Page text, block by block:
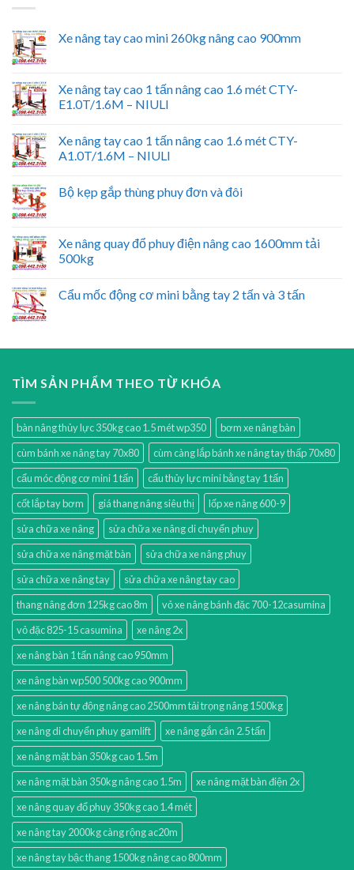
Xe nâng tay cao mini 260kg nâng cao 900mm
Xe nâng tay cao 1 tấn nâng cao 1.6 mét CTY-
E1.0T/1.6M – NIULI
Xe nâng tay cao 1 tấn nâng cao 1.6 mét CTY-
A1.0T/1.6M – NIULI
Bộ kẹp gắp thùng phuy đơn và đôi
Xe nâng quay đổ phuy điện nâng cao 1600mm tải
500kg
Cẩu mốc động cơ mini bằng tay 2 tấn và 3 tấn
TÌM SẢN PHẨM THEO TỪ KHÓA
bàn nâng thủy lực 350kg cao 1.5 mét wp350
bơm xe nâng bàn
cùm bánh xe nâng tay 70x80
cùm càng lắp bánh xe nâng tay thấp 70x80
cẩu móc động cơ mini 1 tấn
cẩu thủy lực mini bằng tay 1 tấn
cốt lắp tay bơm
giá thang nâng siêu thị
lốp xe nâng 600-9
sửa chữa xe nâng
sửa chữa xe nâng di chuyển phuy
sửa chữa xe nâng mặt bàn
sửa chữa xe nâng phuy
sửa chữa xe nâng tay
sửa chữa xe nâng tay cao
thang nâng đơn 125kg cao 8m
vỏ xe nâng bánh đặc 700-12casumina
vỏ đặc 825-15 casumina
xe nâng 2x
xe nâng bàn 1 tấn nâng cao 950mm
xe nâng bàn wp500 500kg cao 900mm
xe nâng bán tự động nâng cao 2500mm tải trọng nâng 1500kg
xe nâng di chuyển phuy gamlift
xe nâng gắn cân 2.5 tấn
xe nâng mặt bàn 350kg cao 1.5m
xe nâng mặt bàn 350kg nâng cao 1.5m
xe nâng mặt bàn điện 2x
xe nâng quay đổ phuy 350kg cao 1.4 mét
xe nâng tay 2000kg càng rộng ac20m
xe nâng tay bậc thang 1500kg nâng cao 800mm